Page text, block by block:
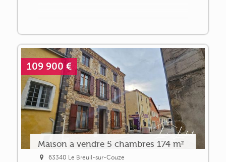
109 900 €
Maison a vendre 5 chambres 174 m²
63340 Le Breuil-sur-Couze